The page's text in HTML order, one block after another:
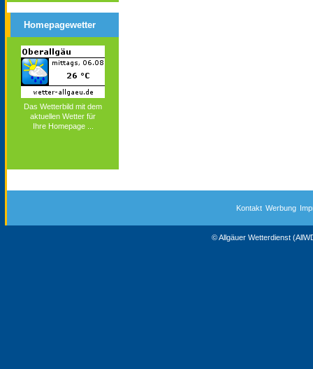
Homepagewetter
Das Wetterbild mit dem
aktuellen Wetter für
Ihre Homepage ...
Kontakt Werbung
© Allgäuer Wetterdienst